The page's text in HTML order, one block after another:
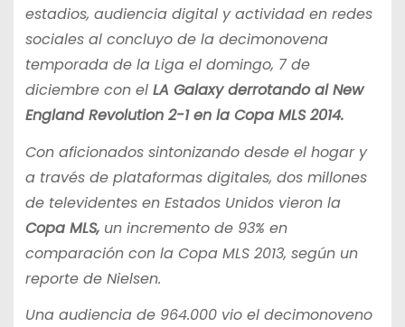
estadios, audiencia digital y actividad en redes
sociales al concluyo de la decimonovena
temporada de la Liga el domingo, 7 de
diciembre con el LA Galaxy derrotando al New
England Revolution 2-1 en la Copa MLS 2014.
Con aficionados sintonizando desde el hogar y
a través de plataformas digitales, dos millones
de televidentes en Estados Unidos vieron la
Copa MLS,un incremento de 93% en
comparación con la Copa MLS 2013, según un
reporte de Nielsen.
Una audiencia de 964.000 vio el decimonoveno